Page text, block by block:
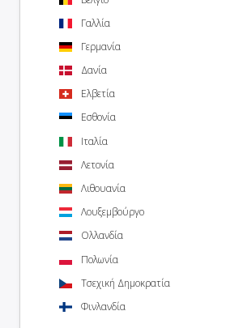
Γαλλία
Γερμανία
Δανία
Ελβετία
Εσθονία
Ιταλία
Λετονία
Λιθουανία
Λουξεμβούργο
Ολλανδία
Πολωνία
Τσεχική Δημοκρατία
Φινλανδία